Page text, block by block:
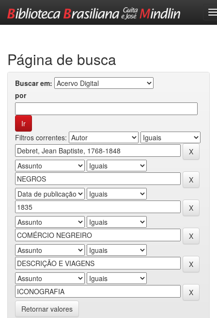
Página de busca
Buscar em:
por
Filtros correntes:
Retornar valores